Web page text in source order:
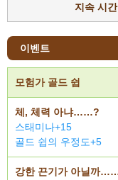
지속 시간
이벤트
모험가 골드 쉽
체, 체력 아냐……?
스태미나+15
골드 쉽의 우정도+5
강한 끈기가 아닐까